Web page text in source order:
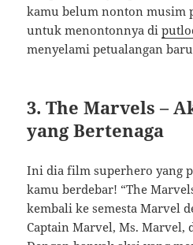
kamu belum nonton musim
untuk menontonnya di
menyelami petualangan
3. The Marvels –
yang Bertenaga
Ini dia film superhero yang
kamu berdebar! “The
kembali ke semesta Marvel
Captain Marvel, Ms. Marvel,